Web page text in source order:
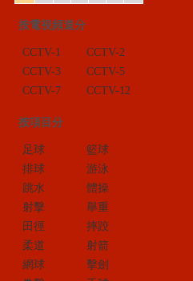
按電視頻道分
CCTV-1
CCTV-2
CCTV-3
CCTV-5
CCTV-7
CCTV-12
按項目分
足球
籃球
排球
游泳
跳水
體操
射擊
舉重
田徑
摔跤
柔道
射箭
網球
擊劍